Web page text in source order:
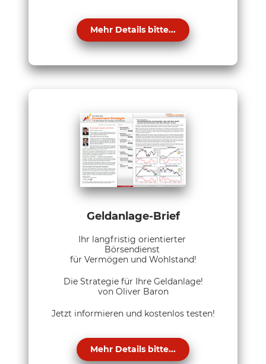
Mehr Details bitte...
Geldanlage-Brief
Ihr langfristig orientierter
Börsendienst
für Vermögen und Wohlstand!
Die Strategie für Ihre Geldanlage!
von Oliver Baron
Jetzt informieren und kostenlos testen!
Mehr Details bitte...